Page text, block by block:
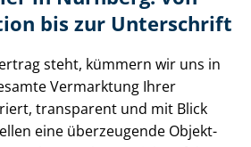
bis zur Unterschrift
steht, kümmern wir uns in
Vermarktung Ihrer
transparent und mit Blick
eine überzeugende Ob­jekt­